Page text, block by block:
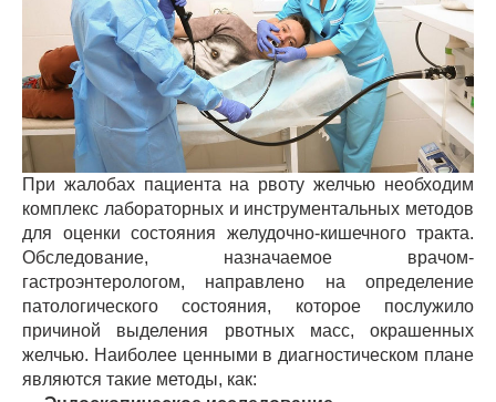
При жалобах пациента на рвоту желчью необходим
комплекс лабораторных и инструментальных методов
для оценки состояния желудочно-кишечного тракта.
Обследование, назначаемое врачом-
гастроэнтерологом, направлено на определение
патологического состояния, которое послужило
причиной выделения рвотных масс, окрашенных
желчью. Наиболее ценными в диагностическом плане
являются такие методы, как: